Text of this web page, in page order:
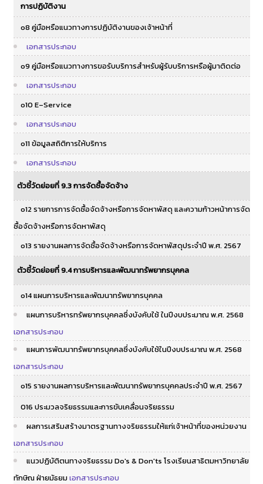
การปฏิบัติงาน
o8 คู่มือหรือแนวทางการปฏิบัติงานของเจ้าหน้าที่
เอกสารประกอบ
o9 คู่มือหรือแนวทางการขอรับบริการสำหรับผู้รับบริการหรือผู้มาติดต่อ
เอกสารประกอบ
o10 E–Service
เอกสารประกอบ
o11 ข้อมูลสถิติการให้บริการ
เอกสารประกอบ
ตัวชี้วัดย่อยที่ 9.3 การจัดซื้อจัดจ้าง
o12 รายการการจัดซื้อจัดจ้างหรือการจัดหาพัสดุ และความก้าวหน้าการจัด
ซื้อจัดจ้างหรือการจัดหาพัสดุ
o13 รายงานผลการจัดซื้อจัดจ้างหรือการจัดหาพัสดุประจำปี พ.ศ. 2567
ตัวชี้วัดย่อยที่ 9.4 การบริหารและพัฒนาทรัพยากรบุคคล
o14 แผนการบริหารและพัฒนาทรัพยากรบุคคล
แผนการบริหารทรัพยากรบุคคลซึ่งบังคับใช้ ในปีงบประมาณ พ.ศ. 2568
เอกสารประกอบ
แผนการพัฒนาทรัพยากรบุคคลซึ่งบังคับใช้ในปีงบประมาณ พ.ศ. 2568
เอกสารประกอบ
o15 รายงานผลการบริหารและพัฒนาทรัพยากรบุคคลประจำปี พ.ศ. 2567
016 ประมวลจริยธรรมและการขับเคลื่อนจริยธรรม
ผลการเสริมสร้างมาตรฐานทางจริยธรรมให้แก่เจ้าหน้าที่ของหน่วยงาน
เอกสารประกอบ
แนวปฏิบัติตนทางจริยธรรม Do's & Don'ts โรงเรียนสาธิตมหาวิทยาลัย
ทักษิณ ฝ่ายมัธยมเอกสารประกอบ